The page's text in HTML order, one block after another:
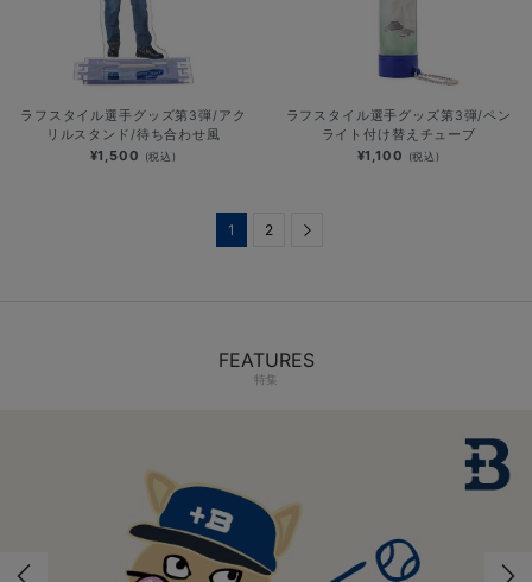
ラフスタイル選手グッズ第3弾/アク
リルスタンド/待ち合わせ風
¥1,500 (税込)
ラフスタイル選手グッズ第3弾/ペン
ライト付け替えチューブ
¥1,100 (税込)
1 2
FEATURES
特集